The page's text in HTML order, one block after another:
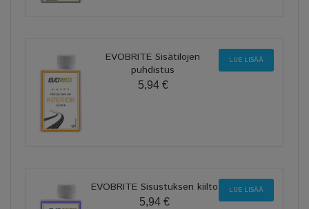
EVOBRITE Sisätilojen
puhdistus
5,94 €
LUE LISÄÄ
EVOBRITE Sisustuksen kiilto
5,94 €
LUE LISÄÄ